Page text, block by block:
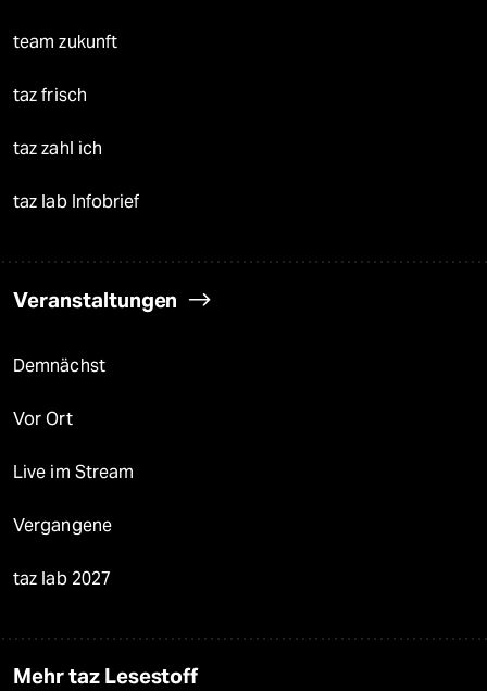
team zukunft
taz frisch
taz zahl ich
taz lab Infobrief
Veranstaltungen
Demnächst
Vor Ort
Live im Stream
Vergangene
taz lab 2027
Mehr taz Lesestoff